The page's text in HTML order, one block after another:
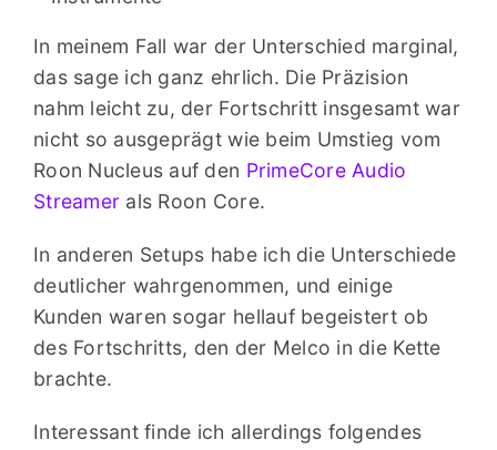
In meinem Fall war der Unterschied marginal,
das sage ich ganz ehrlich. Die Präzision
nahm leicht zu, der Fortschritt insgesamt war
nicht so ausgeprägt wie beim Umstieg vom
Roon Nucleus auf den PrimeCore Audio
Streamer als Roon Core.
In anderen Setups habe ich die Unterschiede
deutlicher wahrgenommen, und einige
Kunden waren sogar hellauf begeistert ob
des Fortschritts, den der Melco in die Kette
brachte.
Interessant finde ich allerdings folgendes